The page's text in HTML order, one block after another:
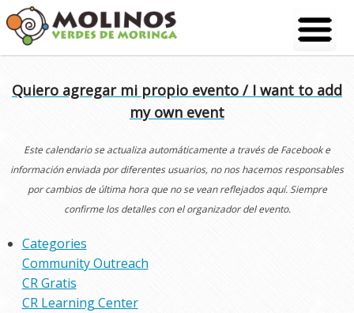
Skip
to
content
Quiero agregar mi propio evento / I want to add
my own event
Este calendario se actualiza automáticamente a través de Facebook e
información enviada por diferentes usuarios, no nos hacemos responsables
por cambios de última hora que no se vean reflejados aquí. Siempre
confirme los detalles con el organizador del evento.
Categories
Community Outreach
CR Gratis
CR Learning Center